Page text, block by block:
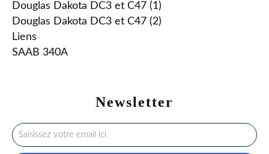
Newsletter
Douglas Dakota DC3 et C47 (1)
Douglas Dakota DC3 et C47 (2)
Liens
SAAB 340A